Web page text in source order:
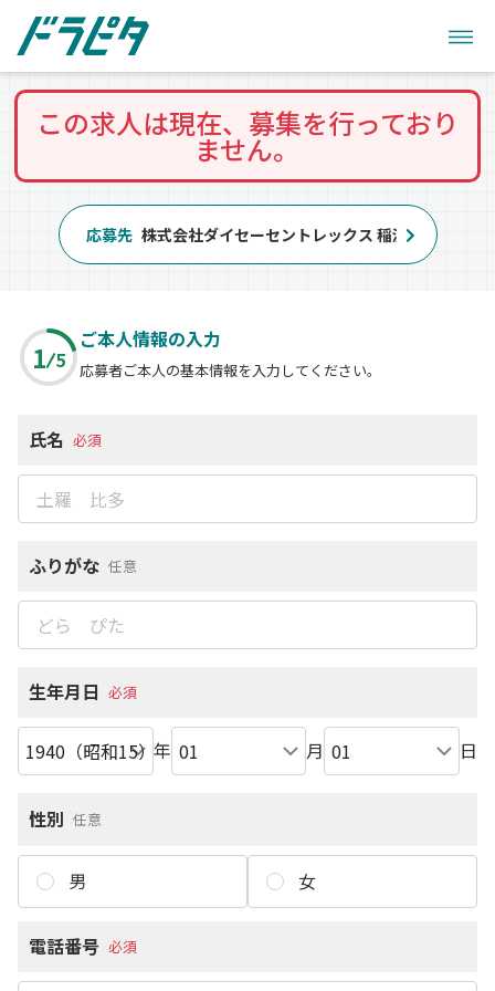
この求人は現在、募集を行っており
ません。
応募先 株式会社ダイセーセントレックス 稲沢ハブセンタ
1 5
ご本人情報の入力
応募者ご本人の基本情報を入力してください。
氏名 必須
ふりがな 任意
生年月日 必須
年 月 日
性別 任意
男 女
電話番号 必須